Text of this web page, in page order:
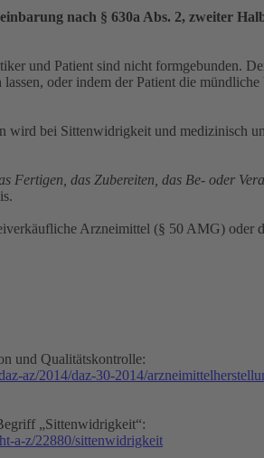
nach § 630a Abs. 2, zweiter
und Patient sind nicht formgebunden.
oder indem der Patient die
wird bei Sittenwidrigkeit und medizinisch
Fertigen, das Zubereiten, das Be- oder
Arzneimittel (§ 50 AMG) oder
und Qualitätskontrolle:
az/2014/daz-30-2014/
„Sittenwidrigkeit“:
a-z/22880/sittenwidrigkeit